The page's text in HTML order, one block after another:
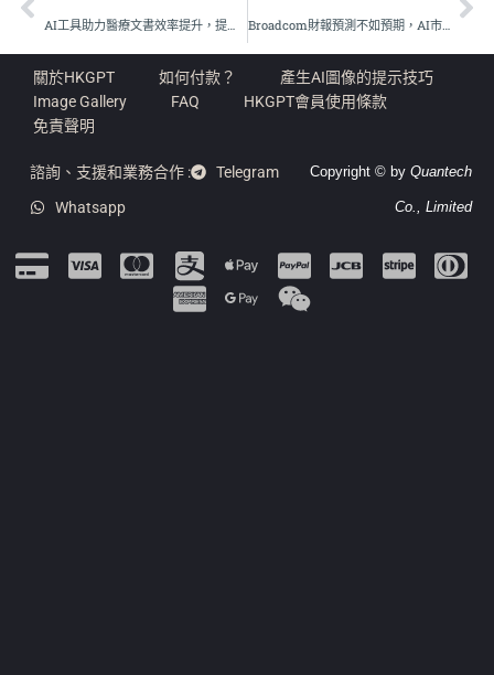
Broadcom財報預測不如預期，AI市場信心受挫
關於HKGPT 如何付款？
產生AI圖像的提示技巧
Image Gallery
FAQ
HKGPT會員使用條款
免責聲明
諮詢、支援和業務合作 :
Telegram
Whatsapp
Copyright © by Quantech
Co., Limited